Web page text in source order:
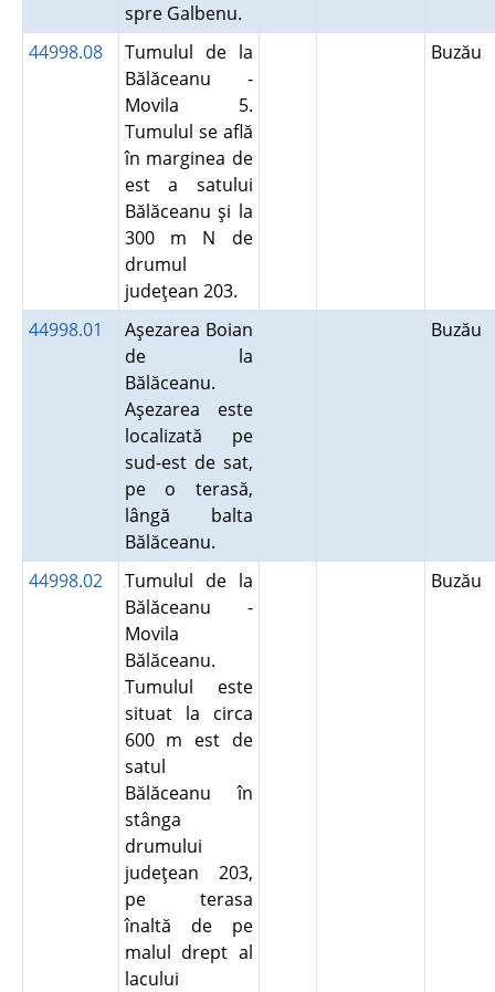
spre Galbenu.
44998.08
Tumulul de la
Bălăceanu -
Movila 5.
Tumulul se află
în marginea de
est a satului
Bălăceanu şi la
300 m N de
drumul
judeţean 203.
Buzău
44998.01
Aşezarea Boian
de la
Bălăceanu.
Aşezarea este
localizată pe
sud-est de sat,
pe o terasă,
lângă balta
Bălăceanu.
Buzău
44998.02
Tumulul de la
Bălăceanu -
Movila
Bălăceanu.
Tumulul este
situat la circa
600 m est de
satul
Bălăceanu în
stânga
drumului
judeţean 203,
pe terasa
înaltă de pe
malul drept al
lacului
Buzău